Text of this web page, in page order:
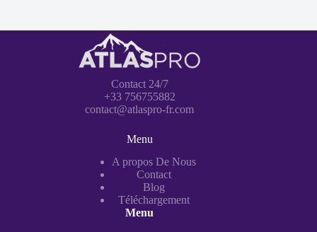
Contact 24/7
+33 756755882
contact@atlaspro-fr.com
Menu
A propos De Nous
Contact
Blog
Téléchargement
Menu